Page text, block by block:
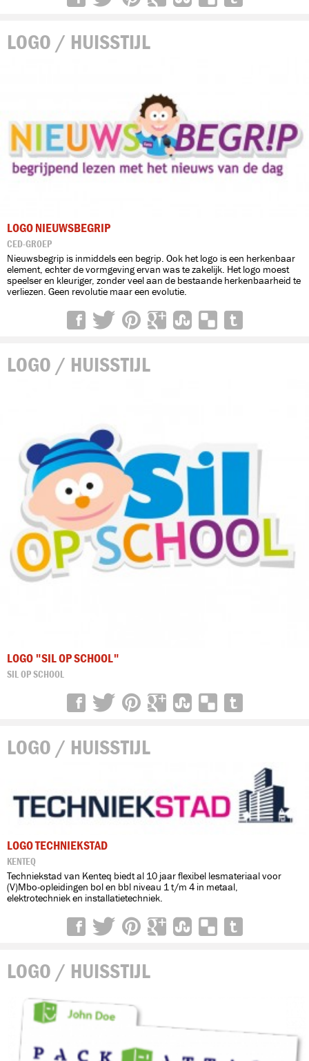
LOGO / HUISSTIJL
LOGO NIEUWSBEGRIP
CED-GROEP
Nieuwsbegrip is inmiddels een begrip. Ook het logo is een herkenbaar
element, echter de vormgeving ervan was te zakelijk. Het logo moest
speelser en kleuriger, zonder veel aan de bestaande herkenbaarheid te
verliezen. Geen revolutie maar een evolutie.
LOGO / HUISSTIJL
LOGO "SIL OP SCHOOL"
SIL OP SCHOOL
LOGO / HUISSTIJL
LOGO TECHNIEKSTAD
KENTEQ
Techniekstad van Kenteq biedt al 10 jaar flexibel lesmateriaal voor
(V)Mbo-opleidingen bol en bbl niveau 1 t/m 4 in metaal,
elektrotechniek en installatietechniek.
LOGO / HUISSTIJL